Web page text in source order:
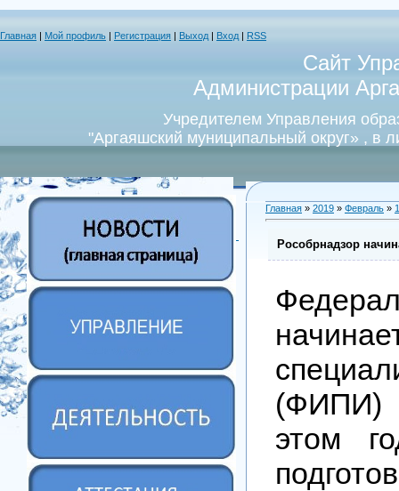
Главная Мой профиль Регистрация Выход Вход RSS
Сайт
Администрации
Учредителем Управления
"Аргаяшский муниципальный округ» , в
Главная » 2019 » Февраль »
Рособрнадзор
(ФИПИ)
этом